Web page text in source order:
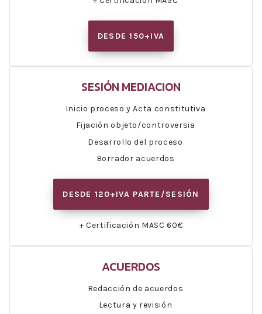
DESDE 150+IVA
SESIÓN MEDIACION
Inicio proceso y Acta constitutiva
Fijación objeto/controversia
Desarrollo del proceso
Borrador acuerdos
DESDE 120+IVA PARTE/SESIÓN
+ Certificación MASC 60€
ACUERDOS
Redacción de acuerdos
Lectura y revisión